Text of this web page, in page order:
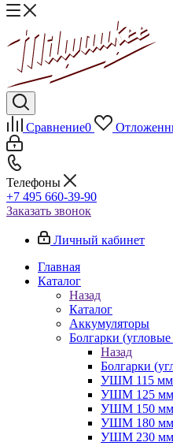
Сравнение0
Телефоны
+7 495 660-39-90
Заказать звонок
Личный кабинет
Главная
Каталог
Назад
Каталог
Аккумуляторы
Болгарки
Назад
Болгарки
УШМ 115 мм
УШМ 125 мм
УШМ 150 мм
УШМ 180 мм
УШМ 230 мм